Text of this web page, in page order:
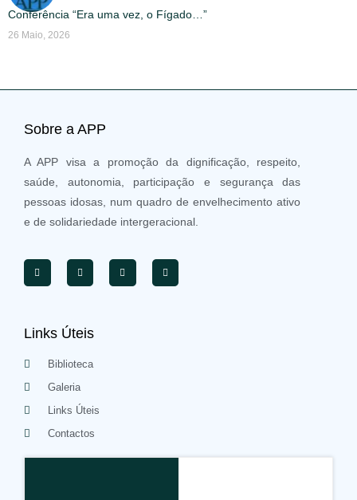
Conferência “Era uma vez, o Fígado…”
26 Maio, 2026
Sobre a APP
A APP visa a promoção da dignificação, respeito,
saúde, autonomia, participação e segurança das
pessoas idosas, num quadro de envelhecimento ativo
e de solidariedade intergeracional.
Links Úteis
Biblioteca
Galeria
Links Úteis
Contactos